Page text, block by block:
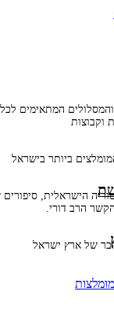
המתאימים לכל
וקבוצות
ביותר בישראל
הישראלית, סיפורים
הרב דורי.
של ארץ ישראל